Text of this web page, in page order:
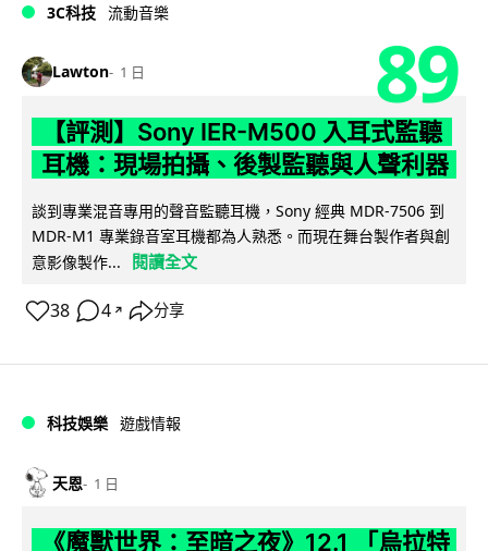
3C科技 流動音樂
Lawton 1 日 89
【評測】Sony IER-M500 入耳式監聽
耳機：現場拍攝、後製監聽與人聲利器
談到專業混音專用的聲音監聽耳機，Sony 經典 MDR-7506 到
MDR-M1 專業錄音室耳機都為人熟悉。而現在舞台製作者與創
意影像製作...
閱讀全文
38 4 ↗ 分享
科技娛樂 遊戲情報
天恩 1 日
《魔獸世界：至暗之夜》12.1 「烏拉特